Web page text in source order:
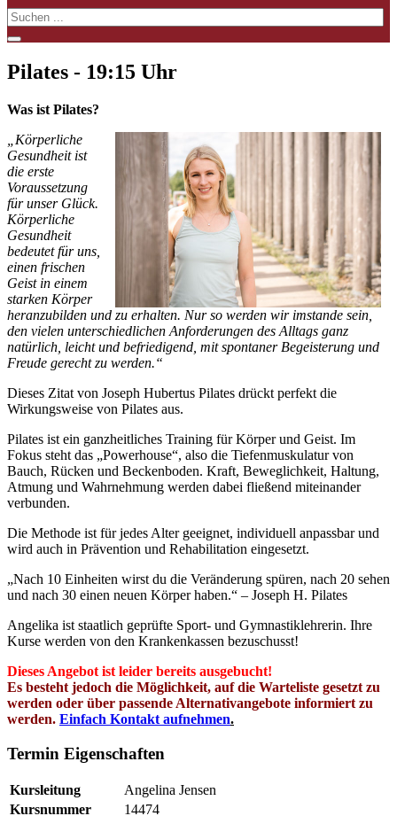
Pilates - 19:15 Uhr
Was ist Pilates?
„Körperliche
Gesundheit ist
die erste
Voraussetzung
für unser Glück.
Körperliche
Gesundheit
bedeutet für uns,
einen frischen
Geist in einem
starken Körper
heranzubilden und zu erhalten. Nur so werden wir imstande sein,
den vielen unterschiedlichen Anforderungen des Alltags ganz
natürlich, leicht und befriedigend, mit spontaner Begeisterung und
Freude gerecht zu werden.“
Dieses Zitat von Joseph Hubertus Pilates drückt perfekt die
Wirkungsweise von Pilates aus.
Pilates ist ein ganzheitliches Training für Körper und Geist. Im
Fokus steht das „Powerhouse“, also die Tiefenmuskulatur von
Bauch, Rücken und Beckenboden. Kraft, Beweglichkeit, Haltung,
Atmung und Wahrnehmung werden dabei fließend miteinander
verbunden.
Die Methode ist für jedes Alter geeignet, individuell anpassbar und
wird auch in Prävention und Rehabilitation eingesetzt.
„Nach 10 Einheiten wirst du die Veränderung spüren, nach 20 sehen
und nach 30 einen neuen Körper haben.“ – Joseph H. Pilates
Angelika ist staatlich geprüfte Sport- und Gymnastiklehrerin. Ihre
Kurse werden von den Krankenkassen bezuschusst!
Dieses Angebot ist leider bereits ausgebucht!
Es besteht jedoch die Möglichkeit, auf die Warteliste gesetzt zu
werden oder über passende Alternativangebote informiert zu
werden. Einfach Kontakt aufnehmen.
Termin Eigenschaften
Kursleitung
Angelina Jensen
Kursnummer
14474